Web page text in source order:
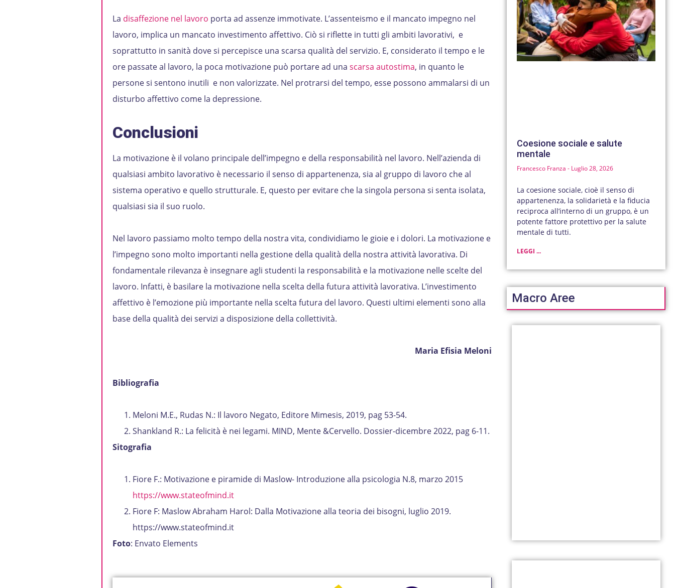
La disaffezione nel lavoro porta ad assenze immotivate. L’assenteismo e il mancato impegno nel
lavoro, implica un mancato investimento affettivo. Ciò si riflette in tutti gli ambiti lavorativi, e
soprattutto in sanità dove si percepisce una scarsa qualità del servizio. E, considerato il tempo e le
ore passate al lavoro, la poca motivazione può portare ad una scarsa autostima, in quanto le
persone si sentono inutili e non valorizzate. Nel protrarsi del tempo, esse possono ammalarsi di un
disturbo affettivo come la depressione.
Conclusioni
La motivazione è il volano principale dell’impegno e della responsabilità nel lavoro. Nell’azienda di
qualsiasi ambito lavorativo è necessario il senso di appartenenza, sia al gruppo di lavoro che al
sistema operativo e quello strutturale. E, questo per evitare che la singola persona si senta isolata,
qualsiasi sia il suo ruolo.
Nel lavoro passiamo molto tempo della nostra vita, condividiamo le gioie e i dolori. La motivazione e
l’impegno sono molto importanti nella gestione della qualità della nostra attività lavorativa. Di
fondamentale rilevanza è insegnare agli studenti la responsabilità e la motivazione nelle scelte del
lavoro. Infatti, è basilare la motivazione nella scelta della futura attività lavorativa. L’investimento
affettivo è l’emozione più importante nella scelta futura del lavoro. Questi ultimi elementi sono alla
base della qualità dei servizi a disposizione della collettività.
Maria Efisia Meloni
Bibliografia
Meloni M.E., Rudas N.: Il lavoro Negato, Editore Mimesis, 2019, pag 53-54.
Shankland R.: La felicità è nei legami. MIND, Mente &Cervello. Dossier-dicembre 2022, pag 6-11.
Sitografia
Fiore F.: Motivazione e piramide di Maslow- Introduzione alla psicologia N.8, marzo 2015
https://www.stateofmind.it
Fiore F: Maslow Abraham Harol: Dalla Motivazione alla teoria dei bisogni, luglio 2019.
https://www.stateofmind.it
Foto: Envato Elements
Coesione sociale e salute
mentale
Francesco Franza Luglio 28, 2026
La coesione sociale, cioè il senso di
appartenenza, la solidarietà e la fiducia
reciproca all’interno di un gruppo, è un
potente fattore protettivo per la salute
mentale di tutti.
LEGGI ...
Macro Aree